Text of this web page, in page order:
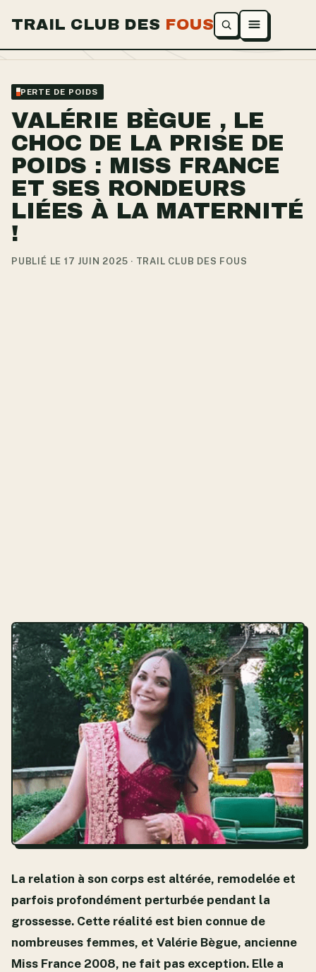
TRAIL CLUB DES FOUS Ouvrir le menu
PERTE DE POIDS
VALÉRIE BÈGUE , LE
CHOC DE LA PRISE DE
POIDS : MISS FRANCE
ET SES RONDEURS
LIÉES À LA MATERNITÉ
!
PUBLIÉ LE 17 JUIN 2025 · TRAIL CLUB DES FOUS
La relation à son corps est altérée, remodelée et
parfois profondément perturbée pendant la
grossesse. Cette réalité est bien connue de
nombreuses femmes, et Valérie Bègue, ancienne
Miss France 2008, ne fait pas exception. Elle a